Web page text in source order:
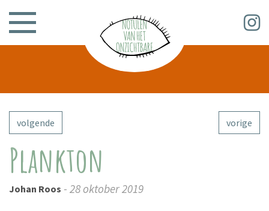
volgende vorige
Plankton
Johan Roos - 28 oktober 2019